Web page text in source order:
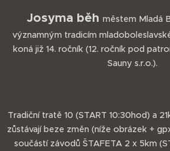
Josyma běh městem Mladá
významným tradicím
koná již 14. ročník (12. ročník pod
Sauny s.r.o.).
Tradiční tratě 10 (START 10:30hod) a
zůstávají beze změn (níže obrázek +
součástí závodů ŠTAFETA 2 x 5km